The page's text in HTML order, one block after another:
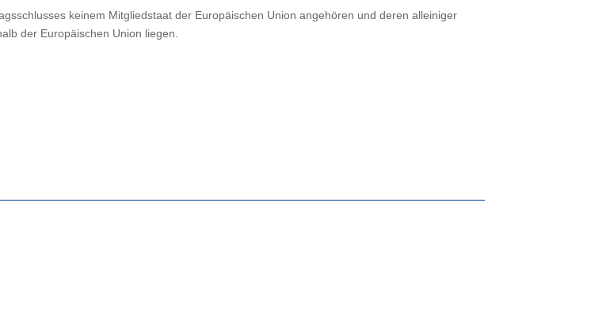
keinem Mitgliedstaat der Europäischen Union angehören und deren alleiniger
der Europäischen Union liegen.